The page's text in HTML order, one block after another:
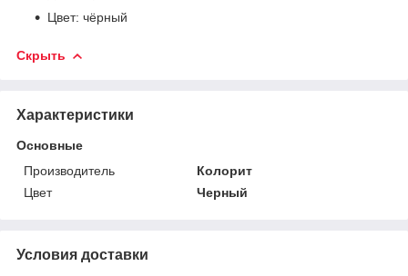
Цвет: чёрный
Скрыть
Характеристики
Основные
Производитель
Колорит
Цвет
Черный
Условия доставки